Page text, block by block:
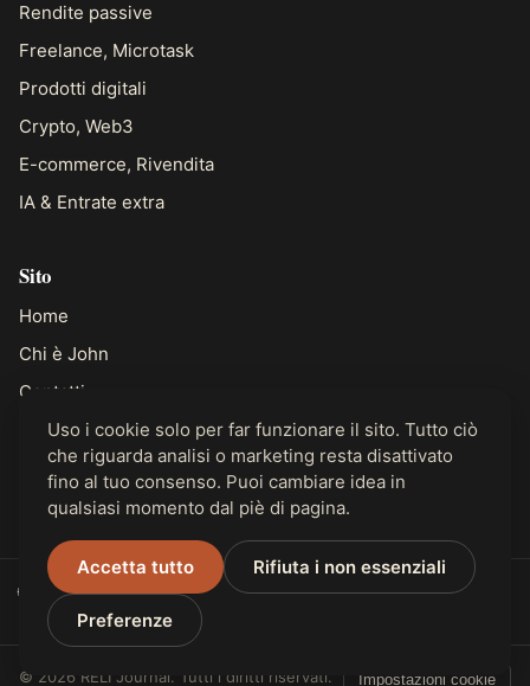
Rendite passive
Freelance, Microtask
Prodotti digitali
Crypto, Web3
E-commerce, Rivendita
IA & Entrate extra
Sito
Home
Chi è John
Contatti
Legale
Privacy
🌐 Disponibile in 31 lingue
© 2026 RELI Journal. Tutti i diritti riservati. Impostazioni cookie
Uso i cookie solo per far funzionare il sito. Tutto ciò
che riguarda analisi o marketing resta disattivato
fino al tuo consenso. Puoi cambiare idea in
qualsiasi momento dal piè di pagina.
Accetta tutto Rifiuta i non essenziali
Preferenze